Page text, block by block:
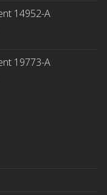
14952-A
19773-A